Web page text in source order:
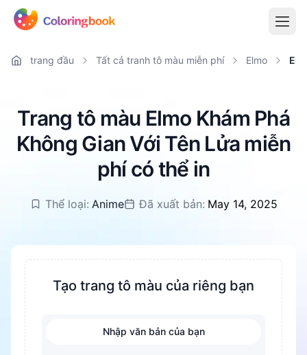
trang đầu Tất cả tranh tô màu miễn phí Elmo
Trang tô màu Elmo Khám Phá
Không Gian Với Tên Lửa miễn
phí có thể in
Thể loại: Anime Đã xuất bản: May 14, 2025
Tạo trang tô màu của riêng bạn
Nhập văn bản của bạn